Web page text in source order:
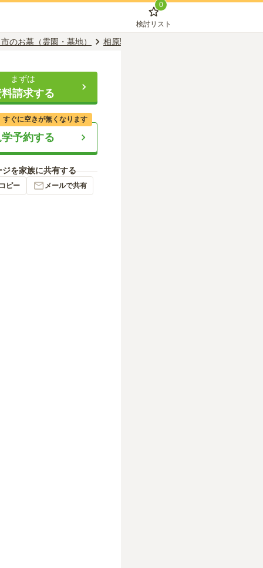
0
検討リスト
のお墓（霊園・墓地） 相原駅のお墓（霊園・墓地）
まずは
請求する
予約する
すぐに空きが無くなります
ジを家族に共有する
ピー メールで共有